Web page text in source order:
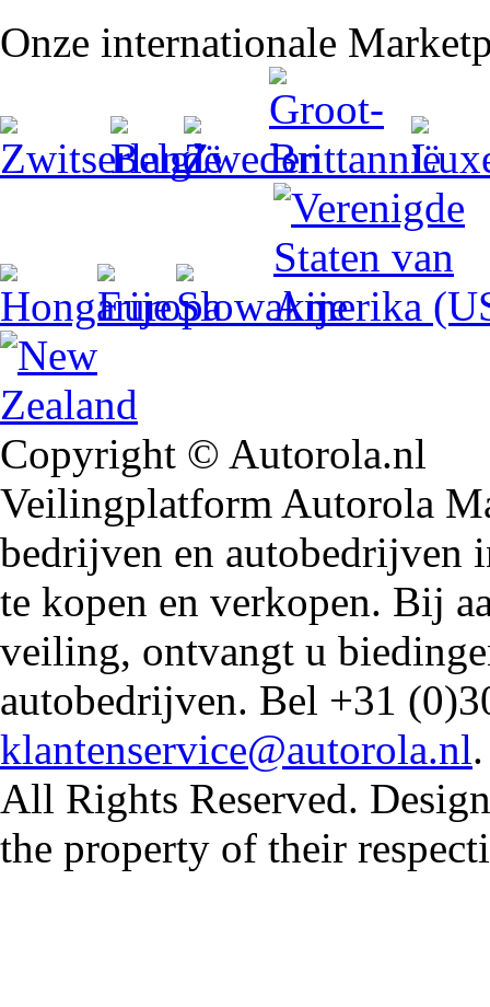
Onze internationale
Copyright © Autorola.nl
Veilingplatform Autorola
bedrijven en autobedrijven
te kopen en verkopen. Bij
veiling, ontvangt u
autobedrijven. Bel +31
klantenservice@autorola.nl
All Rights Reserved.
the property of their